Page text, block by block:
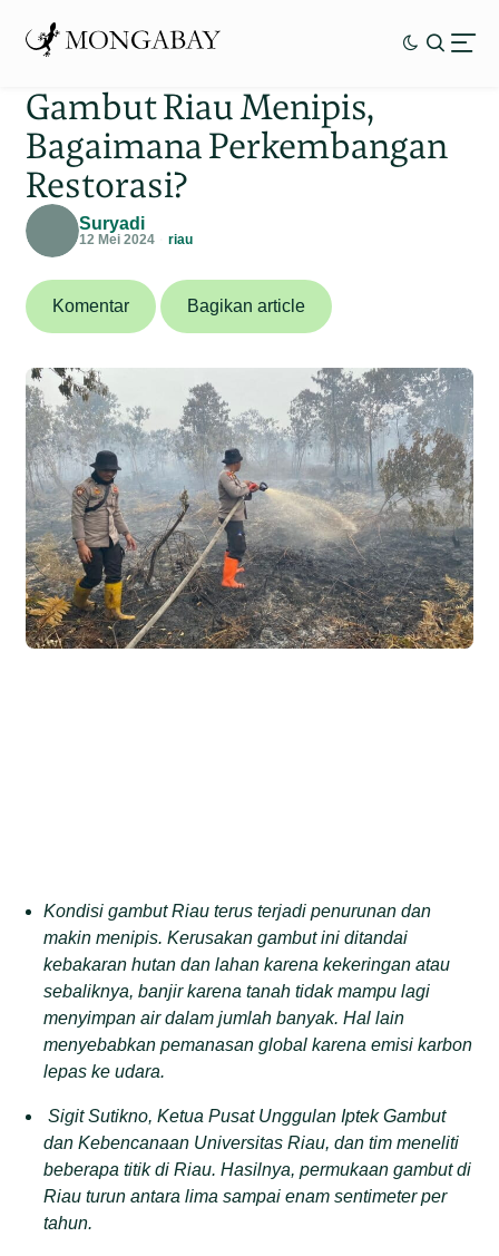
Gambut Riau Menipis,
Bagaimana Perkembangan
Restorasi?
Suryadi
12 Mei 2024 riau
Komentar Bagikan article
Kondisi gambut Riau terus terjadi penurunan dan
makin menipis.Kerusakan gambutiniditandai
kebakaran hutan dan lahan karena kekeringan atau
sebaliknya, banjirkarenatanah tidak mampu lagi
menyimpan airdalamjumlah banyak.Hal lain
menyebabkanpemanasan globalkarenaemisi karbon
lepas ke udara.
Sigit Sutikno, Ketua Pusat Unggulan Iptek Gambut
dan Kebencanaan Universitas Riau,dan tim meneliti
beberapa titik di Riau. Hasilnya,permukaan gambut di
Riau turun antara lima sampai enamsentimeter per
tahun.